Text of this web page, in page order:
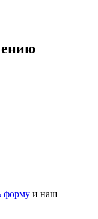
форму и наш